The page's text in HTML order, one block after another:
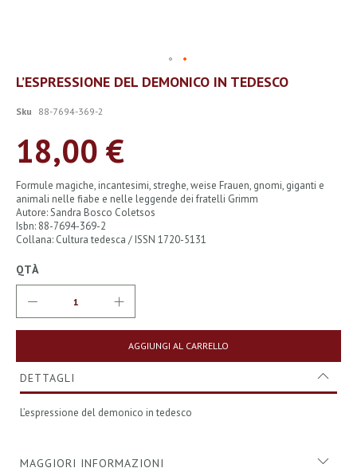
Vai
all'inizio
galleria
immagini
L’ESPRESSIONE DEL DEMONICO IN TEDESCO
Sku 88-7694-369-2
18,00 €
Formule magiche, incantesimi, streghe, weise Frauen, gnomi, giganti e
animali nelle fiabe e nelle leggende dei fratelli Grimm
Autore: Sandra Bosco Coletsos
Isbn: 88-7694-369-2
Collana: Cultura tedesca / ISSN 1720-5131
QTÀ
AGGIUNGI AL CARRELLO
DETTAGLI
L’espressione del demonico in tedesco
MAGGIORI INFORMAZIONI